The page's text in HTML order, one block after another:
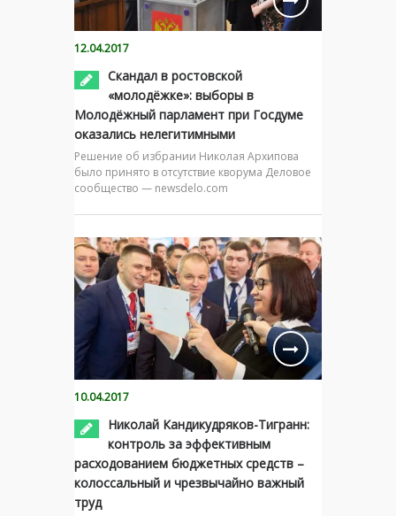
12.04.2017
Скандал в ростовской
«молодёжке»: выборы в
Молодёжный парламент при Госдуме
оказались нелегитимными
Решение об избрании Николая Архипова
было принято в отсутствие кворума Деловое
сообщество — newsdelo.com
10.04.2017
Николай Кандикудряков-Тигранн:
контроль за эффективным
расходованием бюджетных средств –
колоссальный и чрезвычайно важный
труд